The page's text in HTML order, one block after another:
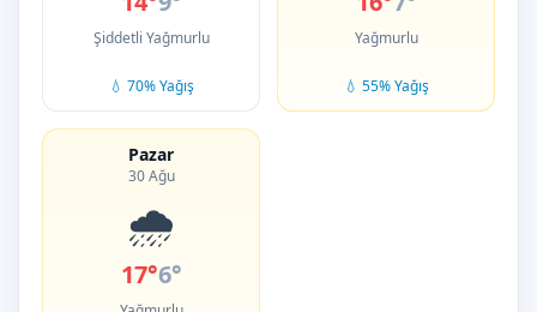
Şiddetli Yağmurlu
💧 70% Yağış
Yağmurlu
💧 55% Yağış
Pazar
30 Ağu
🌧️
17°6°